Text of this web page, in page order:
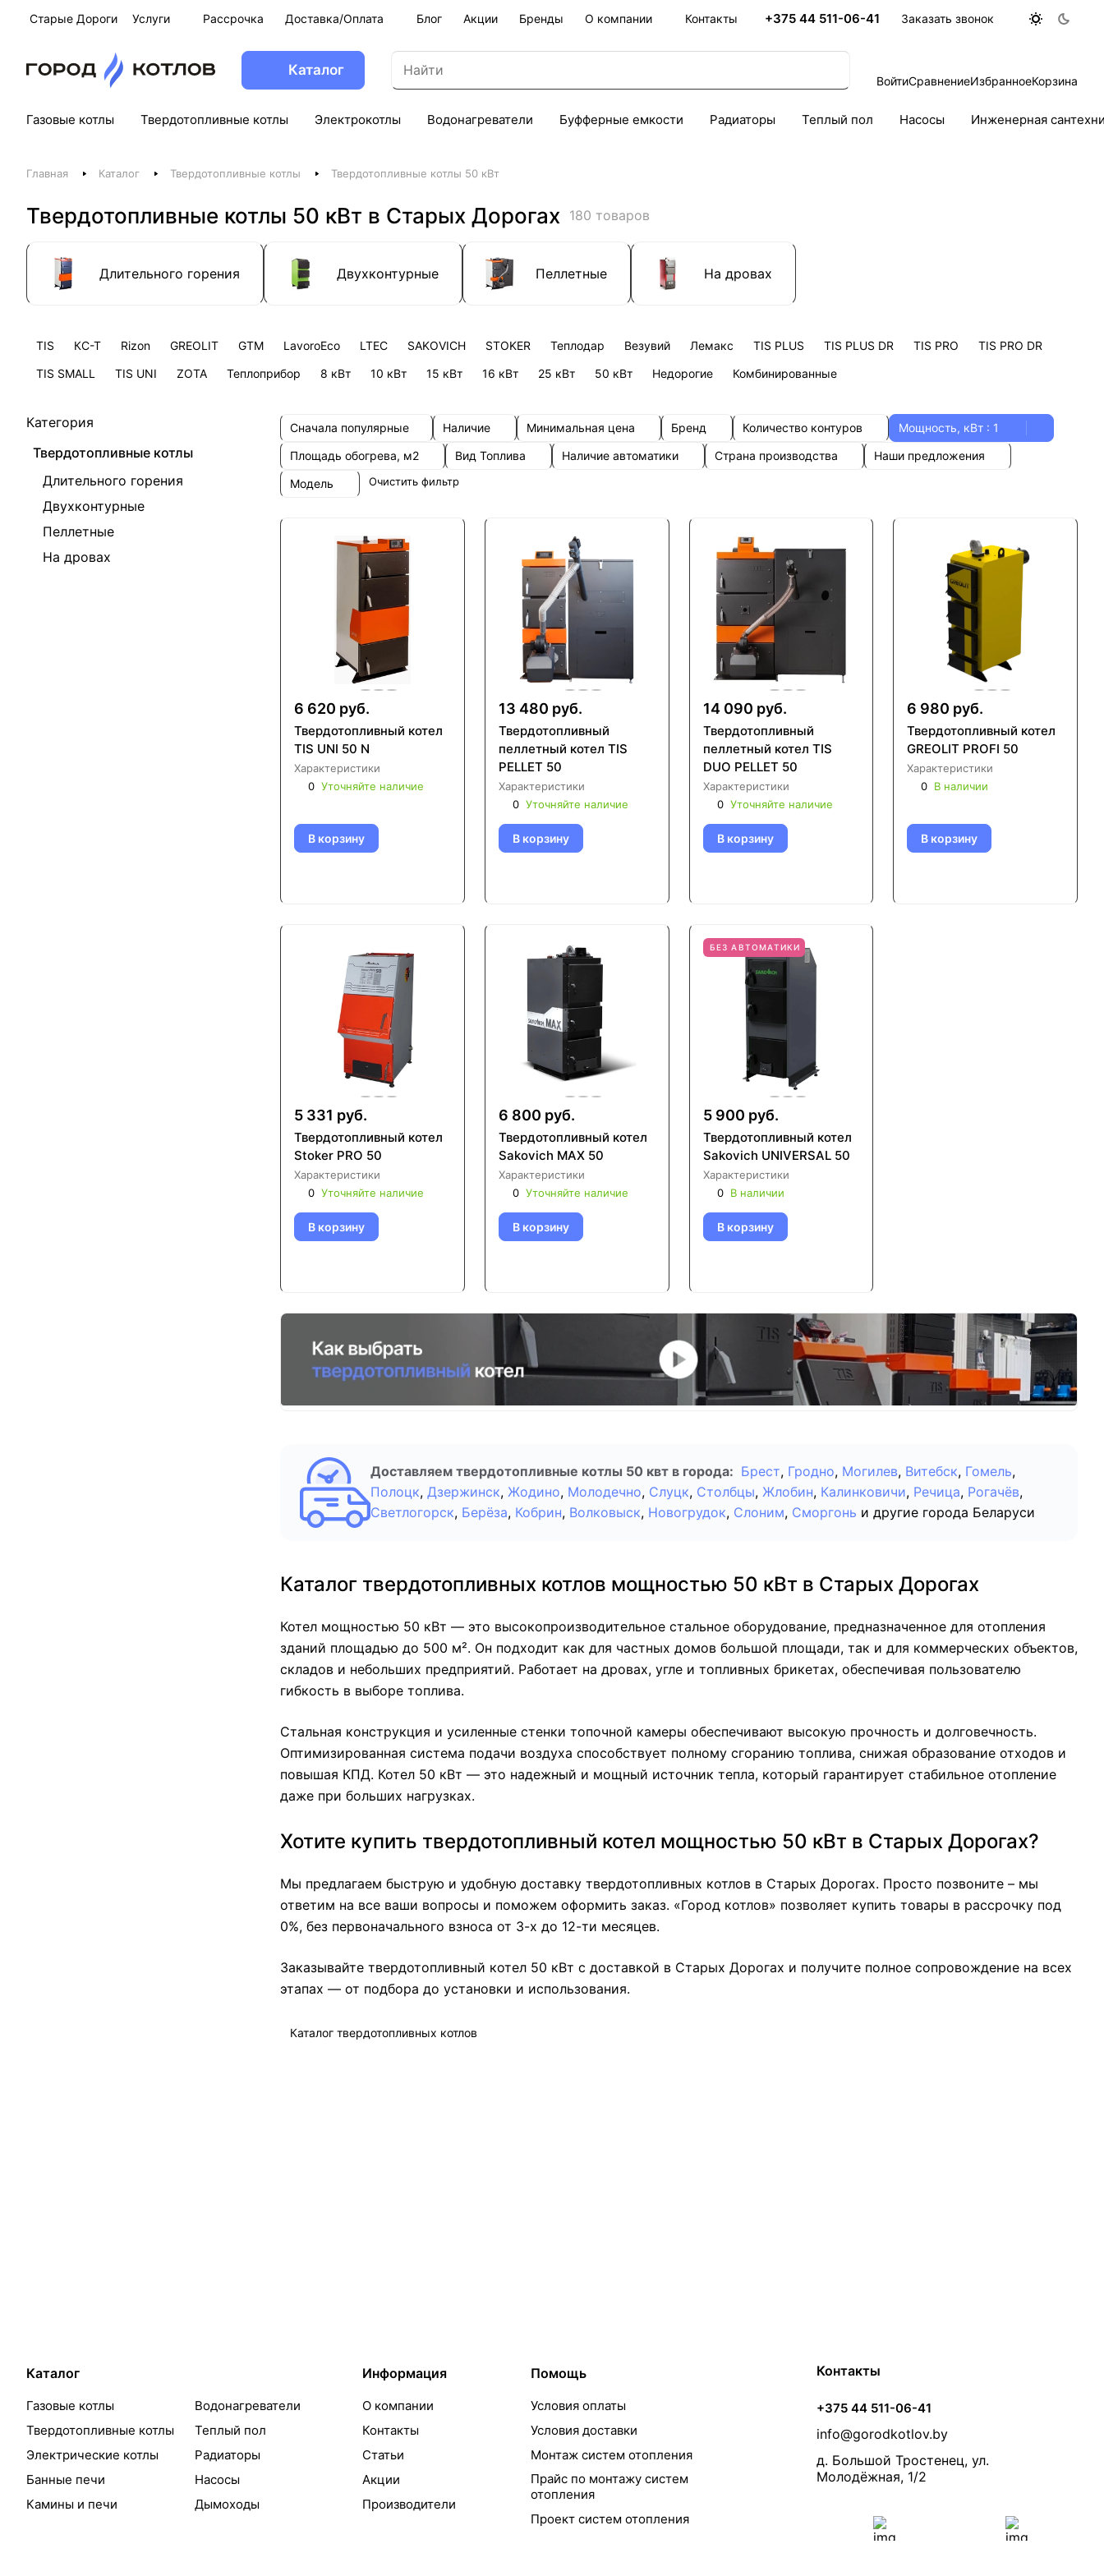
Старые Дороги Услуги Рассрочка Доставка/Оплата Блог Акции Бренды О компании Контакты +375 44 511-06-41 Заказать звонок
Каталог
ВойтиСравнениеИзбранноеКорзина
Газовые котлы Твердотопливные котлы Электрокотлы Водонагреватели Буфферные емкости Радиаторы Теплый пол Насосы Инженерная
Главная Каталог Твердотопливные котлы Твердотопливные котлы 50 кВт
Твердотопливные котлы 50 кВт в Старых Дорогах 180 товаров
Длительного горения Двухконтурные Пеллетные На дровах
TIS КС-Т Rizon GREOLIT GTM LavoroEco LTEC SAKOVICH STOKER Теплодар Везувий Лемакс TIS PLUS TIS PLUS DR TIS PRO
TIS PRO DR
TIS SMALL
TIS UNI ZOTA Теплоприбор 8 кВт 10 кВт 15 кВт 16 кВт 25 кВт 50 кВт Недорогие Комбинированные
Категория
Твердотопливные котлы
Длительного горения
Двухконтурные
Пеллетные
На дровах
Сначала популярные Наличие Минимальная цена Бренд Количество контуров Мощность, кВт : 1
Площадь обогрева, м2
Вид Топлива Наличие автоматики Страна производства
Наши предложения
Модель
Очистить фильтр
6 620 руб.
Твердотопливный котел
TIS UNI 50 N
Характеристики
0 Уточняйте наличие
В корзину
13 480 руб.
Твердотопливный
пеллетный котел TIS
PELLET 50
Характеристики
0 Уточняйте наличие
В корзину
14 090 руб.
Твердотопливный
пеллетный котел TIS
DUO PELLET 50
Характеристики
0 Уточняйте наличие
В корзину
6 980 руб.
Твердотопливный котел
GREOLIT PROFI 50
Характеристики
0 В наличии
В корзину
5 331 руб.
Твердотопливный котел
Stoker PRO 50
Характеристики
0 Уточняйте наличие
В корзину
6 800 руб.
Твердотопливный котел
Sakovich MAX 50
Характеристики
0 Уточняйте наличие
В корзину
БЕЗ АВТОМАТИКИ
5 900 руб.
Твердотопливный котел
Sakovich UNIVERSAL 50
Характеристики
0 В наличии
В корзину
Доставляем твердотопливные котлы 50 квт в города: Брест, Гродно, Могилев, Витебск, Гомель,
Полоцк, Дзержинск, Жодино, Молодечно, Слуцк, Столбцы, Жлобин, Калинковичи, Речица, Рогачёв,
Светлогорск, Берёза, Кобрин, Волковыск, Новогрудок, Слоним, Сморгонь и другие города Беларуси
Каталог твердотопливных котлов мощностью 50 кВт в Старых Дорогах
Котел мощностью 50 кВт — это высокопроизводительное стальное оборудование, предназначенное для отопления
зданий площадью до 500 м². Он подходит как для частных домов большой площади, так и для коммерческих объектов,
складов и небольших предприятий. Работает на дровах, угле и топливных брикетах, обеспечивая пользователю
гибкость в выборе топлива.
Стальная конструкция и усиленные стенки топочной камеры обеспечивают высокую прочность и долговечность.
Оптимизированная система подачи воздуха способствует полному сгоранию топлива, снижая образование отходов и
повышая КПД. Котел 50 кВт — это надежный и мощный источник тепла, который гарантирует стабильное отопление
даже при больших нагрузках.
Хотите купить твердотопливный котел мощностью 50 кВт в Старых Дорогах?
Мы предлагаем быструю и удобную доставку твердотопливных котлов в Старых Дорогах. Просто позвоните – мы
ответим на все ваши вопросы и поможем оформить заказ. «Город котлов» позволяет купить товары в рассрочку под
0%, без первоначального взноса от 3-х до 12-ти месяцев.
Заказывайте твердотопливный котел 50 кВт с доставкой в Старых Дорогах и получите полное сопровождение на всех
этапах — от подбора до установки и использования.
Каталог твердотопливных котлов
Каталог
Газовые котлы
Твердотопливные котлы
Электрические котлы
Банные печи
Камины и печи
Водонагреватели
Теплый пол
Радиаторы
Насосы
Дымоходы
Информация
О компании
Контакты
Статьи
Акции
Производители
Помощь
Условия оплаты
Условия доставки
Монтаж систем отопления
Прайс по монтажу систем
отопления
Проект систем отопления
Контакты
+375 44 511-06-41
info@gorodkotlov.by
д. Большой Тростенец, ул.
Молодёжная, 1/2